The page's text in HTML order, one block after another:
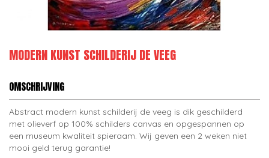
MODERN KUNST SCHILDERIJ DE VEEG
OMSCHRIJVING
Abstract modern kunst schilderij de veeg is dik geschilderd
met olieverf op 100% schilders canvas en opgespannen op
een museum kwaliteit spieraam. Wij geven een 2 weken niet
mooi geld terug garantie!